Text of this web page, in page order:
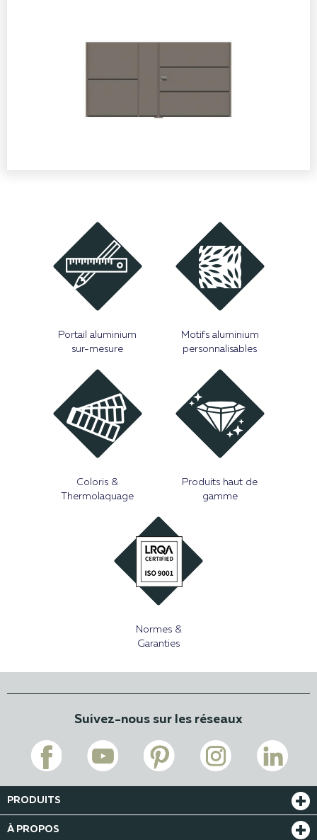
Portail aluminium
sur-mesure
Motifs aluminium
personnalisables
Coloris &
Thermolaquage
Produits haut de
gamme
Normes &
Garanties
Suivez-nous sur les réseaux
PRODUITS
À PROPOS